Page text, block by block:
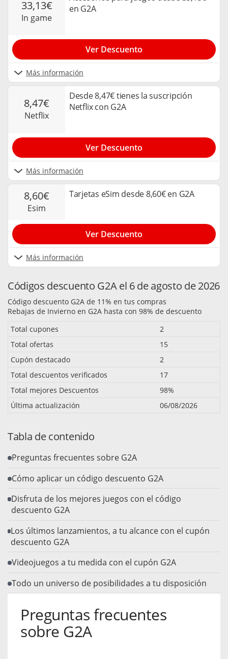
33,13€
in game
en G2A
Más información
Ver Descuento
8,47€
netflix
Desde 8,47€ tienes la suscripción
Netflix con G2A
Más información
Ver Descuento
8,60€
esim
Tarjetas eSim desde 8,60€ en G2A
Más información
Ver Descuento
Códigos descuento G2A el 6 de agosto de 2026
Código descuento G2A de 11% en tus compras
Rebajas de Invierno en G2A hasta con 98% de descuento
Total cupones
2
Total ofertas
15
Cupón destacado
2
Total descuentos verificados
17
Total mejores Descuentos
98%
Última actualización
06/08/2026
Tabla de contenido
Preguntas frecuentes sobre G2A
Cómo aplicar un código descuento G2A
Disfruta de los mejores juegos con el código
descuento G2A
Los últimos lanzamientos, a tu alcance con el cupón
descuento G2A
Videojuegos a tu medida con el cupón G2A
Todo un universo de posibilidades a tu disposición
Preguntas frecuentes
sobre G2A